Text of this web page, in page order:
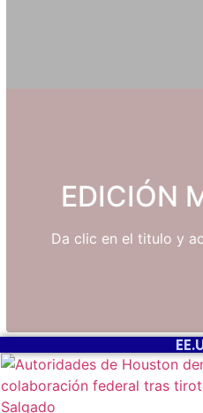
EDICIÓN
Da clic en el titulo y